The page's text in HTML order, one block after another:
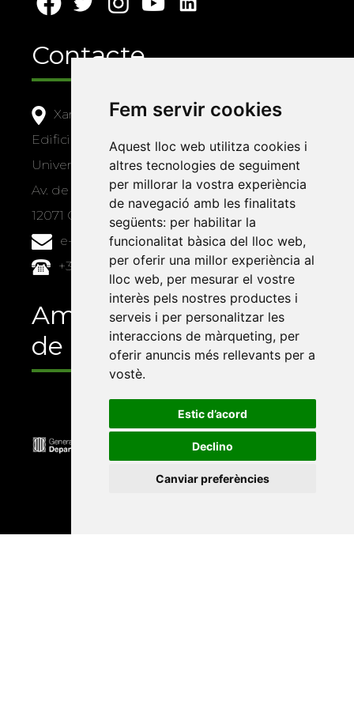
Fem servir cookies
Aquest lloc web utilitza cookies i
altres tecnologies de seguiment
per millorar la vostra experiència
de navegació amb les finalitats
següents: per habilitar la
funcionalitat bàsica del lloc web,
per oferir una millor experiència al
lloc web, per mesurar el vostre
interès pels nostres productes i
serveis i per personalitzar les
interaccions de màrqueting, per
oferir anuncis més rellevants per a
vostè.
Estic d’acord
Declino
Canviar preferències
Contacte
Xarxa Vives d'Universitats
Edifici Àgora
Universitat Jaume I, local 10
Av. de Vicent Sos Baynat, s/n
12071 Castelló de la Plana
e-buc@vives.org
+34 964 72 89 93
Amb el suport
de